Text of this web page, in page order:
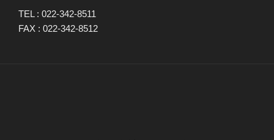
TEL : 022-342-8511
FAX : 022-342-8512